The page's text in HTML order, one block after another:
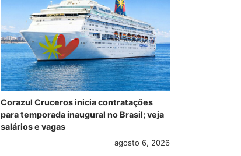
Corazul Cruceros inicia contratações
para temporada inaugural no Brasil; veja
salários e vagas
agosto 6, 2026